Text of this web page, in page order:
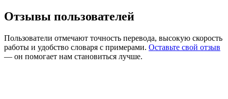
Отзывы пользователей
Пользователи отмечают точность перевода, высокую скорость
работы и удобство словаря с примерами. Оставьте свой отзыв
— он помогает нам становиться лучше.